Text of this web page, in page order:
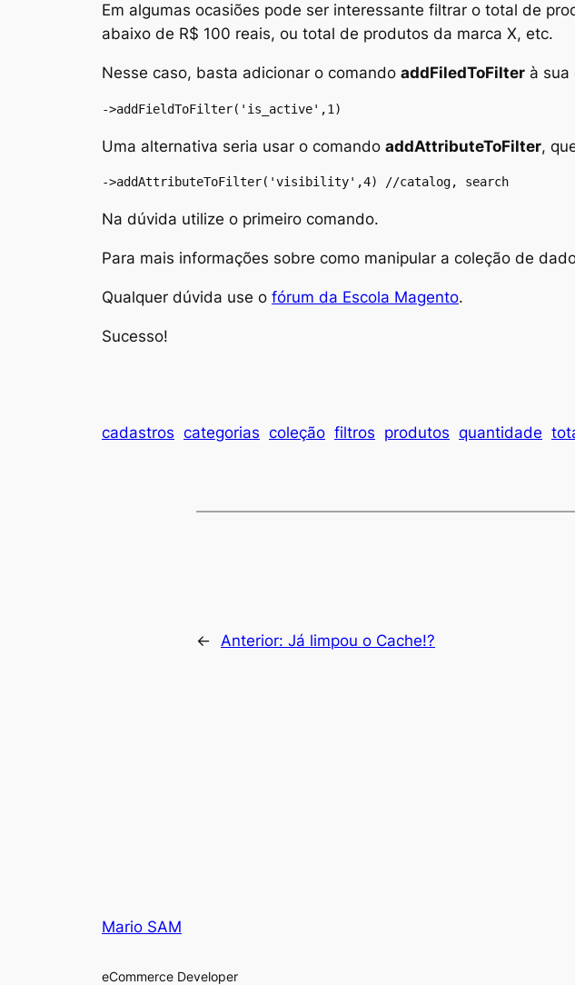
Em algumas ocasiões pode ser interessante filtrar o total de
abaixo de R$ 100 reais, ou total de produtos da marca X, etc.
Nesse caso, basta adicionar o comando addFiledToFilter à sua
->addFieldToFilter('is_active',1)
Uma alternativa seria usar o comando addAttributeToFilter,
->addAttributeToFilter('visibility',4) //catalog, search
Na dúvida utilize o primeiro comando.
Para mais informações sobre como manipular a coleção de
Qualquer dúvida use o fórum da Escola Magento.
Sucesso!
cadastros categorias coleção filtros produtos quantidade
← Anterior: Já limpou o Cache!?
Mario SAM
eCommerce Developer